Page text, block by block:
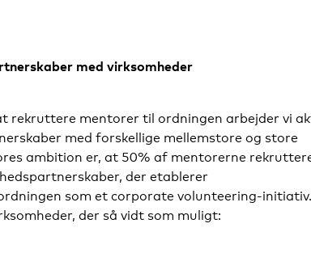
med virksomheder
rekruttere mentorer til ordningen arbejder vi
med forskellige mellemstore og store
ambition er, at 50% af mentorerne
der etablerer
som et corporate volunteering-
der så vidt som muligt: